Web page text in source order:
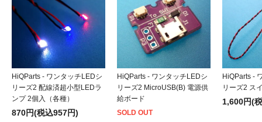
HiQParts - ワンタッチLEDシ
リーズ2 配線済超小型LEDラ
ンプ 2個入（各種）
870円(税込957円)
HiQParts - ワンタッチLEDシ
リーズ2 MicroUSB(B) 電源供
給ボード
SOLD OUT
HiQParts -
リーズ2 ス
1,600円(